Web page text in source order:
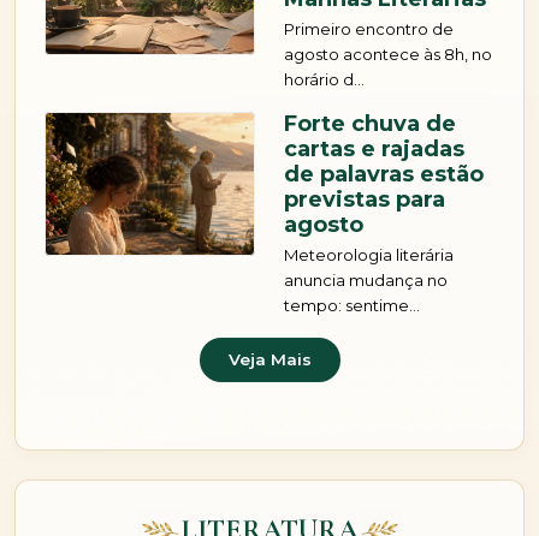
agosto acontece às 8h, no
horário d...
Forte chuva de
cartas e rajadas
de palavras estão
previstas para
agosto
Meteorologia literária
anuncia mudança no
tempo: sentime...
LITERATURA